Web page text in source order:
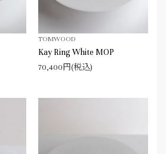
TOMWOOD
Kay Ring White MOP
70,400円(税込)